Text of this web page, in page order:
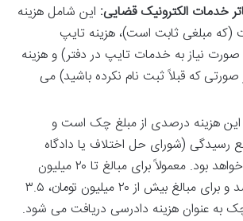
خدمات الکترونیک قضایی: این شامل هزینه
(که مبلغی ثابت است)، هزینه تایپ
نیاز به خدمات تایپ در دفتر) وهزینه
صورتی که قبلاً ثبت نام نکرده باشید) می
این هزینه درصدی از مبلغ چک است و
رسیدگی (شورای حل اختلاف یا دادگاه
حقوقی) متغیر خواهد بود. معمولاً برای مبالغ تا ۲۰ میلیون
تومان، ۲.۵ درصد و برای مبالغ بیش از ۲۰ میلیون تومان، ۳.۵
به عنوان هزینه دادرسی دریافت می شود.